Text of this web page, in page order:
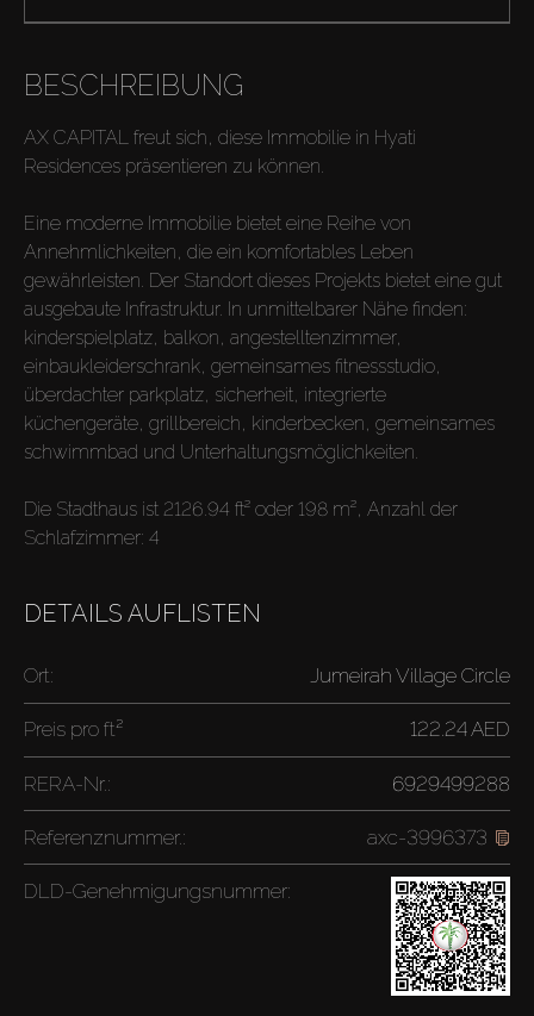
BESCHREIBUNG
AX CAPITAL freut sich, diese Immobilie in Hyati
Residences präsentieren zu können.
Eine moderne Immobilie bietet eine Reihe von
Annehmlichkeiten, die ein komfortables Leben
gewährleisten. Der Standort dieses Projekts bietet eine gut
ausgebaute Infrastruktur. In unmittelbarer Nähe finden:
kinderspielplatz, balkon, angestelltenzimmer,
einbaukleiderschrank, gemeinsames fitnessstudio,
überdachter parkplatz, sicherheit, integrierte
küchengeräte, grillbereich, kinderbecken, gemeinsames
schwimmbad und Unterhaltungsmöglichkeiten.
Die Stadthaus ist 2126.94 ft² oder 198 m², Anzahl der
Schlafzimmer: 4
DETAILS AUFLISTEN
Ort: Jumeirah Village Circle
Preis pro ft² 122.24 AED
RERA-Nr.: 6929499288
Referenznummer.: axc-3996373
DLD-Genehmigungsnummer: